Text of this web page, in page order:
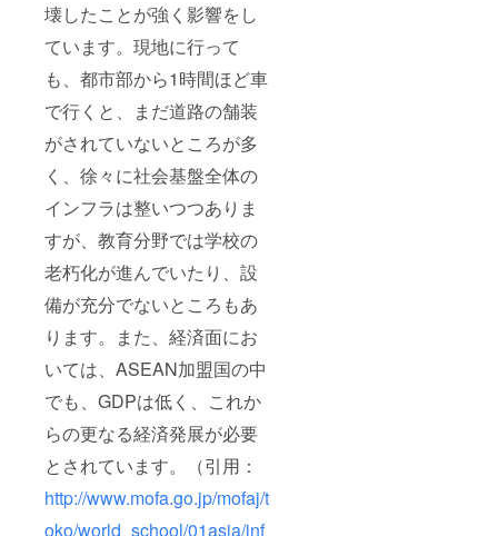
壊したことが強く影響をし
ています。現地に行って
も、都市部から1時間ほど車
で行くと、まだ道路の舗装
がされていないところが多
く、徐々に社会基盤全体の
インフラは整いつつありま
すが、教育分野では学校の
老朽化が進んでいたり、設
備が充分でないところもあ
ります。また、経済面にお
いては、ASEAN加盟国の中
でも、GDPは低く、これか
らの更なる経済発展が必要
とされています。（引用：
http://www.mofa.go.jp/mofaj/t
oko/world_school/01asia/inf